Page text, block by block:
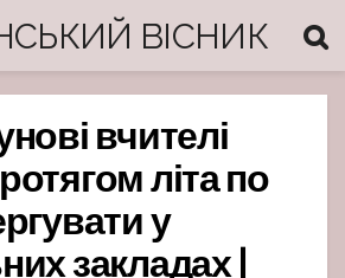
ВІСНИК
вчителі
літа по
у